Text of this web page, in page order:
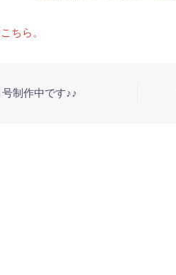
ちら。
制作中です♪♪